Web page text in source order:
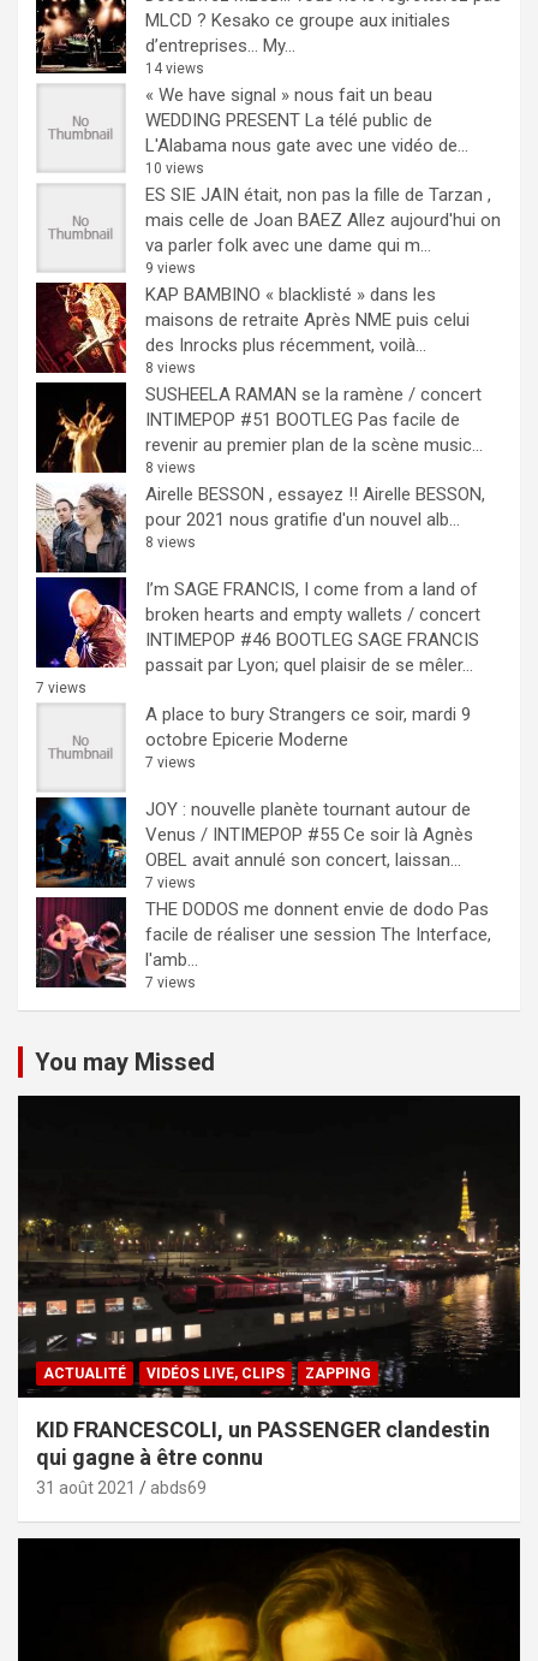
MLCD ? Kesako ce groupe aux initiales
d’entreprises… My...
14 views
« We have signal » nous fait un beau
WEDDING PRESENT La télé public de
L'Alabama nous gate avec une vidéo de...
10 views
ES SIE JAIN était, non pas la fille de Tarzan ,
mais celle de Joan BAEZ Allez aujourd'hui on
va parler folk avec une dame qui m...
9 views
KAP BAMBINO « blacklisté » dans les
maisons de retraite Après NME puis celui
des Inrocks plus récemment, voilà...
8 views
SUSHEELA RAMAN se la ramène / concert
INTIMEPOP #51 BOOTLEG Pas facile de
revenir au premier plan de la scène music...
8 views
Airelle BESSON , essayez !! Airelle BESSON,
pour 2021 nous gratifie d'un nouvel alb...
8 views
I’m SAGE FRANCIS, I come from a land of
broken hearts and empty wallets / concert
INTIMEPOP #46 BOOTLEG SAGE FRANCIS
passait par Lyon; quel plaisir de se mêler...
7 views
A place to bury Strangers ce soir, mardi 9
octobre Epicerie Moderne
7 views
JOY : nouvelle planète tournant autour de
Venus / INTIMEPOP #55 Ce soir là Agnès
OBEL avait annulé son concert, laissan...
7 views
THE DODOS me donnent envie de dodo Pas
facile de réaliser une session The Interface,
l'amb...
7 views
You may Missed
ACTUALITÉ VIDÉOS LIVE, CLIPS ZAPPING
KID FRANCESCOLI, un PASSENGER clandestin
qui gagne à être connu
31 août 2021 abds69